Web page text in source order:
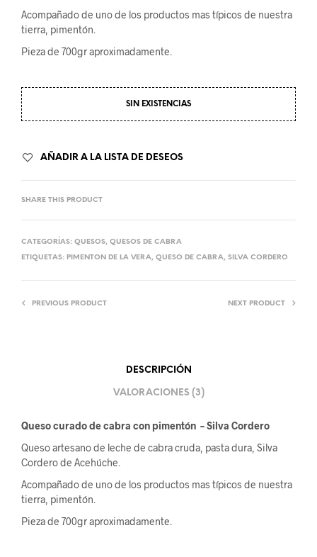
Acompañado de uno de los productos mas típicos de nuestra
tierra, pimentón.
Pieza de 700gr aproximadamente.
SIN EXISTENCIAS
AÑADIR A LA LISTA DE DESEOS
SHARE THIS PRODUCT
CATEGORÍAS: QUESOS, QUESOS DE CABRA
ETIQUETAS: PIMENTON DE LA VERA, QUESO DE CABRA, SILVA CORDERO
PREVIOUS PRODUCT NEXT PRODUCT
DESCRIPCIÓN
VALORACIONES (3)
Queso curado de cabra con pimentón – Silva Cordero
Queso artesano de leche de cabra cruda, pasta dura, Silva
Cordero de Acehúche.
Acompañado de uno de los productos mas típicos de nuestra
tierra, pimentón.
Pieza de 700gr aproximadamente.